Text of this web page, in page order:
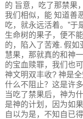
的 旨意，吃了那禁果
我们相似，能 知道善
吃，就永远活着。”于
生命树的果子，便不
的，陷入了苦难. 假
慧果，那就真的和神
的宝血赎罪，我们也
神文明双丰收? 神是
什么不阻止？这是许
当吃了禁果后，神为
是神的计划，因为如
自以为是，不知自已